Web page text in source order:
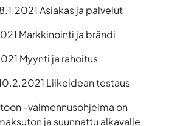
Asiakas ja palvelut
Markkinointi ja brändi
Myynti ja rahoitus
Liikeidean testaus
-valmennusohjelma on
ja suunnattu alkavalle